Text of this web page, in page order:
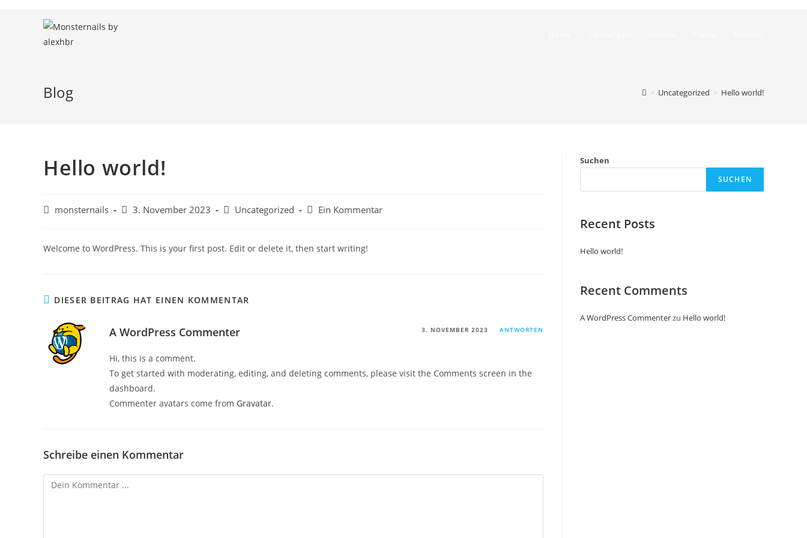
Blog > Uncategorized > Hello world!
Hello world!
Beitrags-
monsternails
Beitrag
3. November 2023
Beitrags-
Uncategorized
Beitrags-
Ein Kommentar
Welcome to WordPress. This is your first post. Edit or delete it, then start writing!
DIESER BEITRAG HAT EINEN KOMMENTAR
A WordPress Commenter 3. NOVEMBER 2023 ANTWORTEN
Hi, this is a comment.
To get started with moderating, editing, and deleting comments, please visit the Comments screen in the
dashboard.
Commenter avatars come from Gravatar.
Schreibe einen Kommentar
Kommentieren
Suchen
SUCHEN
Recent Posts
Hello world!
Recent Comments
A WordPress Commenterzu Hello world!